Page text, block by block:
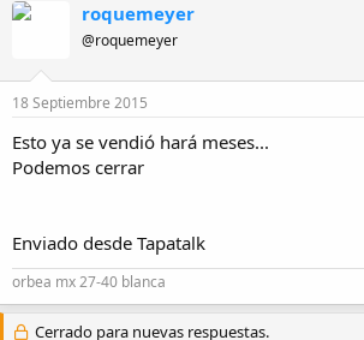
roquemeyer
@roquemeyer
18 Septiembre 2015
Esto ya se vendió hará meses...
Podemos cerrar
Enviado desde Tapatalk
orbea mx 27-40 blanca
Cerrado para nuevas respuestas.